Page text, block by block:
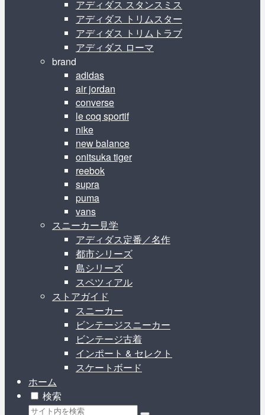
アディダス スタンスミス
アディダス トリムスター
アディダス トリムトラブ
アディダス ローマ
brand
adidas
air jordan
converse
le coq sportif
nike
new balance
onitsuka tiger
reebok
supra
puma
vans
スニーカー見学
アディダス定番／名作
都市シリーズ
島シリーズ
スペツィアル
ストアガイド
スニーカー
ビンテージスニーカー
ビンテージ古着
インポート & セレクト
スケートボード
ホーム
検索